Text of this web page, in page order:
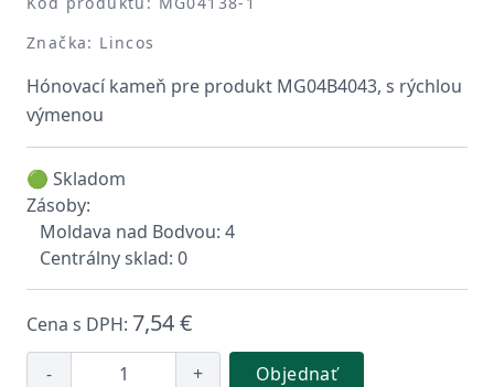
Značka: Lincos
Hónovací kameň pre produkt MG04B4043, s rýchlou
výmenou
🟢 Skladom
Zásoby:
Moldava nad Bodvou: 4
Centrálny sklad: 0
Cena s DPH: 7,54 €
- + Objednať